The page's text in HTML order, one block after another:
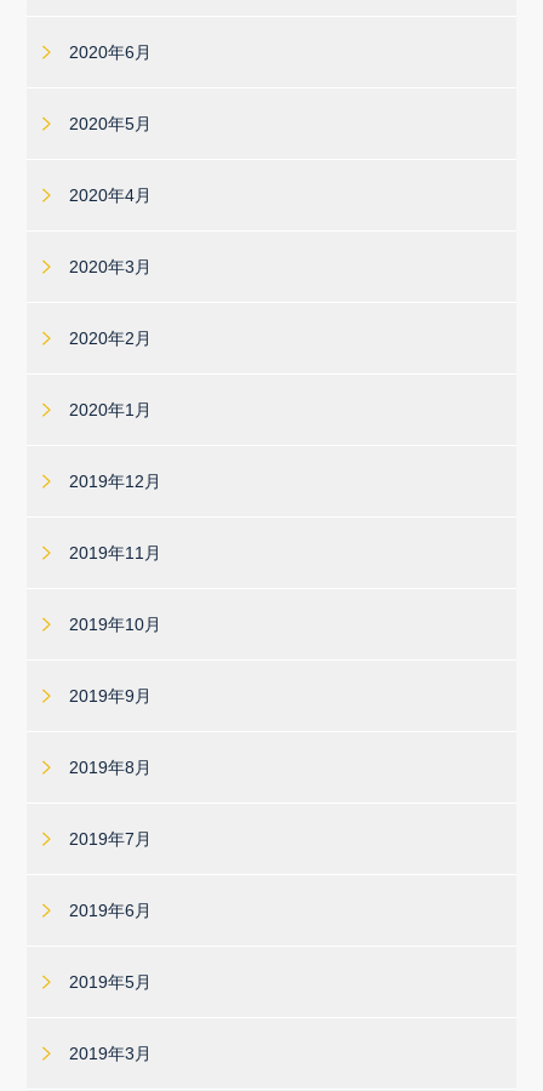
2020年6月
2020年5月
2020年4月
2020年3月
2020年2月
2020年1月
2019年12月
2019年11月
2019年10月
2019年9月
2019年8月
2019年7月
2019年6月
2019年5月
2019年3月